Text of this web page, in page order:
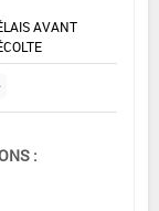
AVANT
: